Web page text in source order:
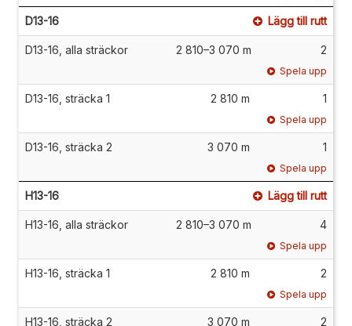
D13-16 Lägg till rutt
D13-16, alla sträckor 2 810–3 070 m 2
Spela upp
D13-16, sträcka 1 2 810 m 1
Spela upp
D13-16, sträcka 2 3 070 m 1
Spela upp
H13-16 Lägg till rutt
H13-16, alla sträckor 2 810–3 070 m 4
Spela upp
H13-16, sträcka 1 2 810 m 2
Spela upp
H13-16, sträcka 2 3 070 m 2